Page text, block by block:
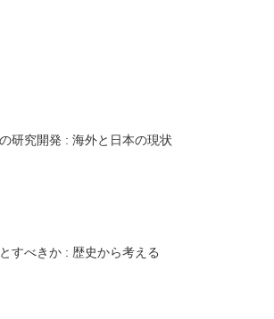
研究開発 : 海外と日本の現状
すべきか : 歴史から考える